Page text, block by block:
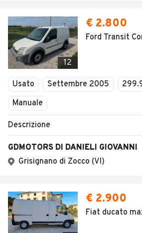
12
€ 2.800
Ford Transit
Usato Settembre 2005
Manuale
Descrizione
GDMOTORS DI DANIELI GIOVANNI
Grisignano di Zocco (VI)
€ 2.900
Fiat ducato